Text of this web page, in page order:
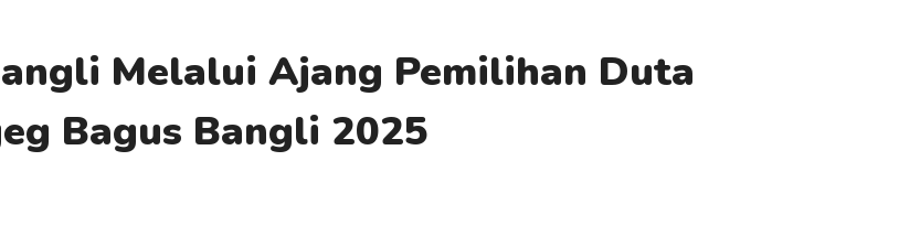
Melalui Ajang Pemilihan Duta
Bagus Bangli 2025